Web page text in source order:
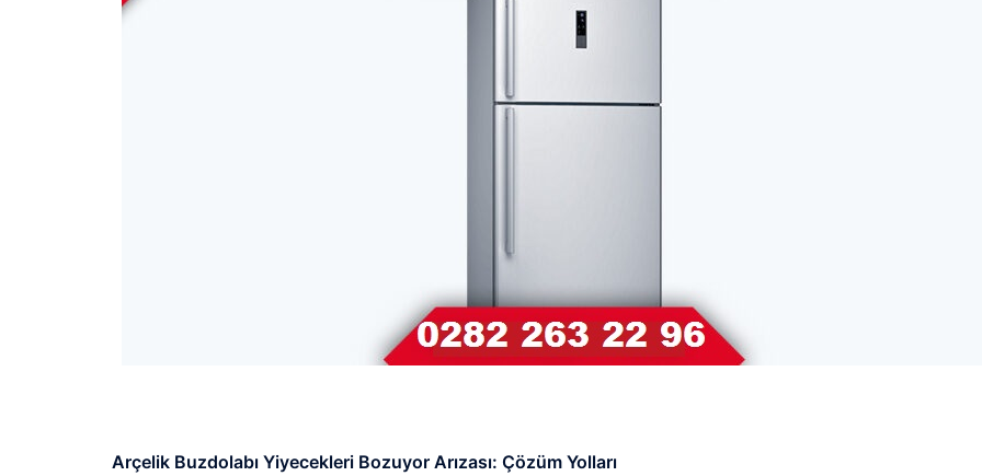
Arçelik Buzdolabı Yiyecekleri Bozuyor Arızası: Çözüm Yolları